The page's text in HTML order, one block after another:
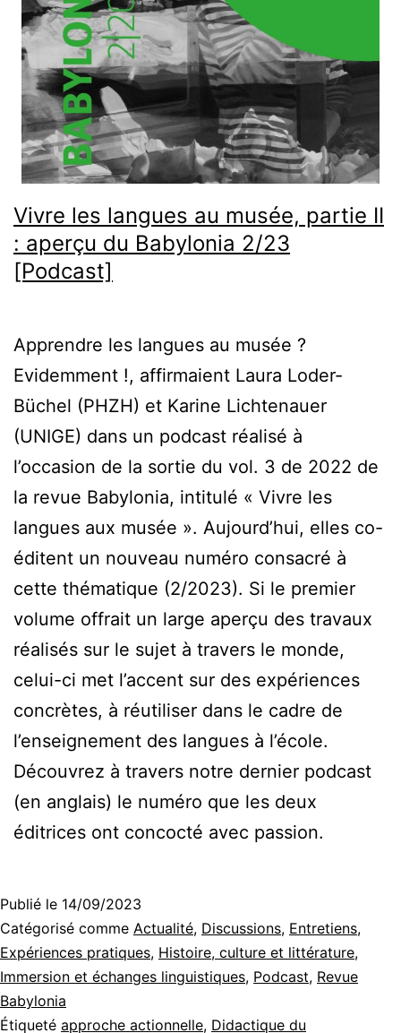
Vivre les langues au musée, partie II
: aperçu du Babylonia 2/23
[Podcast]
Apprendre les langues au musée ?
Evidemment !, affirmaient Laura Loder-
Büchel (PHZH) et Karine Lichtenauer
(UNIGE) dans un podcast réalisé à
l’occasion de la sortie du vol. 3 de 2022 de
la revue Babylonia, intitulé « Vivre les
langues aux musée ». Aujourd’hui, elles co-
éditent un nouveau numéro consacré à
cette thématique (2/2023). Si le premier
volume offrait un large aperçu des travaux
réalisés sur le sujet à travers le monde,
celui-ci met l’accent sur des expériences
concrètes, à réutiliser dans le cadre de
l’enseignement des langues à l’école.
Découvrez à travers notre dernier podcast
(en anglais) le numéro que les deux
éditrices ont concocté avec passion.
Publié le 14/09/2023
Catégorisé comme Actualité, Discussions, Entretiens,
Expériences pratiques, Histoire, culture et littérature,
Immersion et échanges linguistiques, Podcast, Revue
Babylonia
Étiqueté approche actionnelle, Didactique du